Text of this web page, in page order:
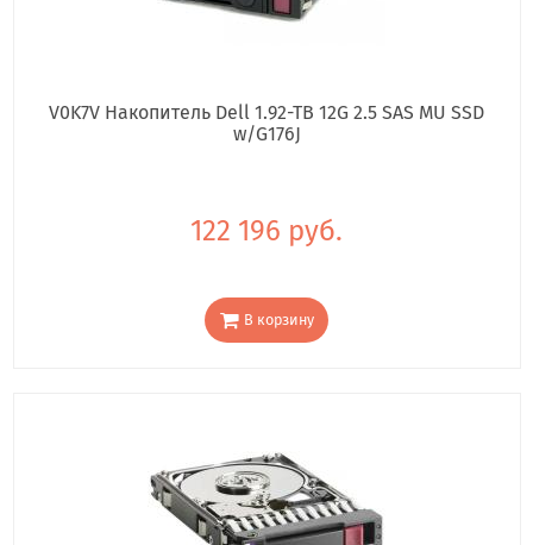
V0K7V Накопитель Dell 1.92-TB 12G 2.5 SAS MU SSD
w/G176J
122 196 руб.
В корзину